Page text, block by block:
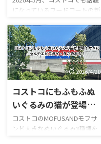
点では熊本御船倉庫店の売り
場は営業再開しておらず、再開
日も正式発表されていませ
ん。 一方で、併設するガスス
テーションは7月29日から営業
を再開しており、午前9時～午
後8時で営業し ...
新登場！値段・カロリ
ー・口コミ・実食レビ
ューまとめ
になっているフードコートの新
作スイーツ「ほうじ茶ソフト
クリーム」が登場しました！
ほうじ茶好きにはたまらない
和スイーツで、販売開始直後か
らSNSでも話題になっていま
す。 今回は実際に食べた感想
をもとに、 値段 カロリー予想
味の特徴 ミックスとの違い 口
コミ評判 おすすめ度 まで徹底
ている方はぜひ参考にしてく
ださい。 写真付きのレビュー
2026/4/20
コストコにもふもふぬ
いぐるみの猫が登場！
サメにゃんやエビフラ
イ・うさみみも！
コストコのMOFUSANDモフサ
ンド大きなぬいぐるみ3種類を
徹底解説｜値段・種類・口コ